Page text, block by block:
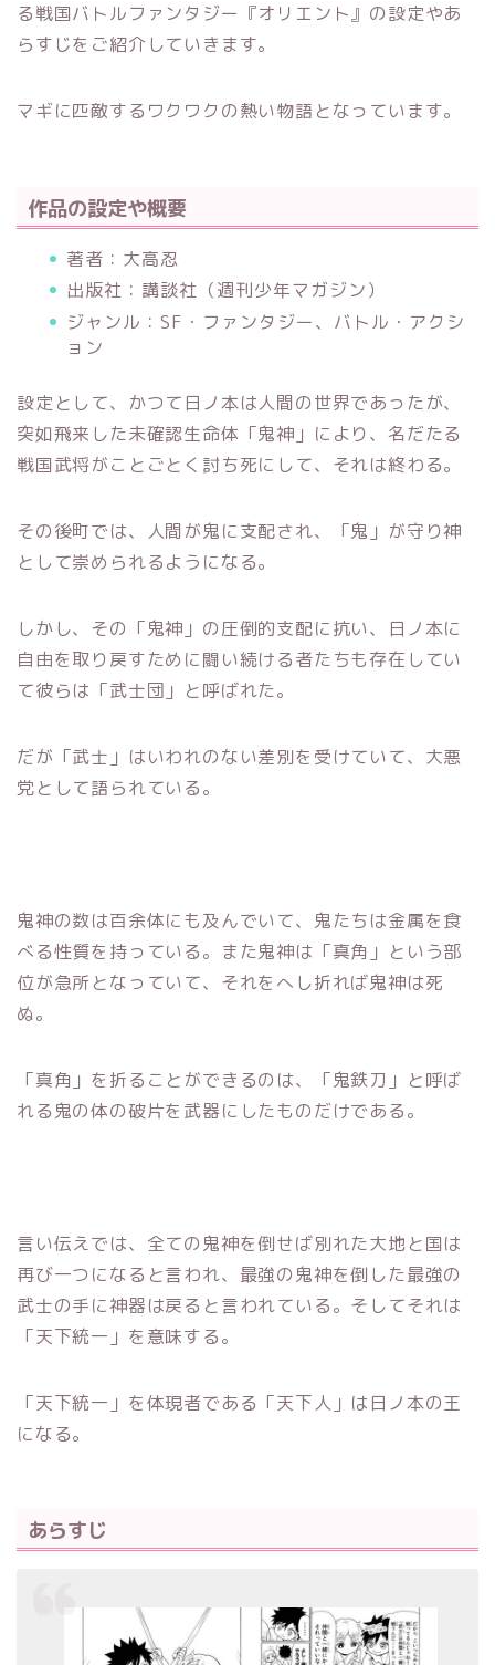
る戦国バトルファンタジー『オリエント』の設定やあ
らすじをご紹介していきます。
マギに匹敵するワクワクの熱い物語となっています。
作品の設定や概要
著者：大高忍
出版社：講談社（週刊少年マガジン）
ジャンル：SF・ファンタジー、バトル・アクシ
ョン
設定として、かつて日ノ本は人間の世界であったが、
突如飛来した未確認生命体「鬼神」により、名だたる
戦国武将がことごとく討ち死にして、それは終わる。
その後町では、人間が鬼に支配され、「鬼」が守り神
として崇められるようになる。
しかし、その「鬼神」の圧倒的支配に抗い、日ノ本に
自由を取り戻すために闘い続ける者たちも存在してい
て彼らは「武士団」と呼ばれた。
だが「武士」はいわれのない差別を受けていて、大悪
党として語られている。
鬼神の数は百余体にも及んでいて、鬼たちは金属を食
べる性質を持っている。また鬼神は「真角」という部
位が急所となっていて、それをへし折れば鬼神は死
ぬ。
「真角」を折ることができるのは、「鬼鉄刀」と呼ば
れる鬼の体の破片を武器にしたものだけである。
言い伝えでは、全ての鬼神を倒せば別れた大地と国は
再び一つになると言われ、最強の鬼神を倒した最強の
武士の手に神器は戻ると言われている。そしてそれは
「天下統一」を意味する。
「天下統一」を体現者である「天下人」は日ノ本の王
になる。
あらすじ